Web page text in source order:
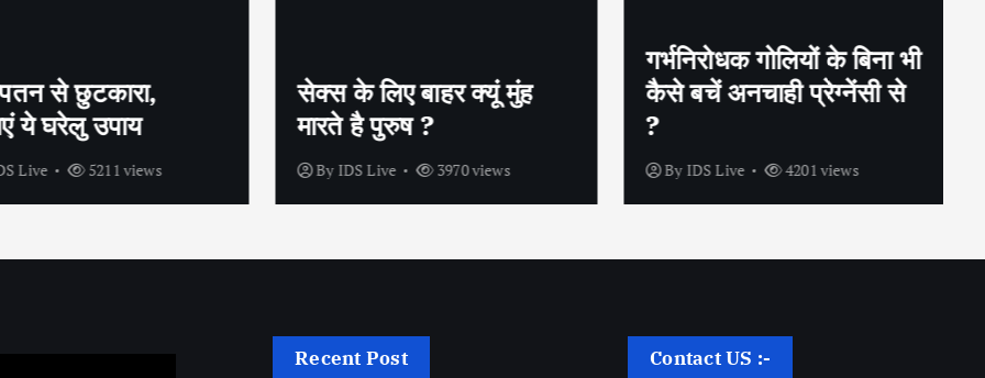
से छुटकारा,
ये घरेलु उपाय
5211 views
सेक्स के लिए बाहर क्यूं मुंह
मारते है पुरुष ?
ByIDS Live 3970 views
गर्भनिरोधक गोलियों के बिना भी
कैसे बचें अनचाही प्रेग्नेंसी से
ByIDS Live 4201 views
Recent Post Contact US :-